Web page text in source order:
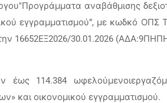
αναβάθμισης
εγγραμματισμού”, με κωδκό ΟΠΣ
16652ΕΞ2026/30.01.2026
114.384
και οικονομικού εγγραμματισμού.